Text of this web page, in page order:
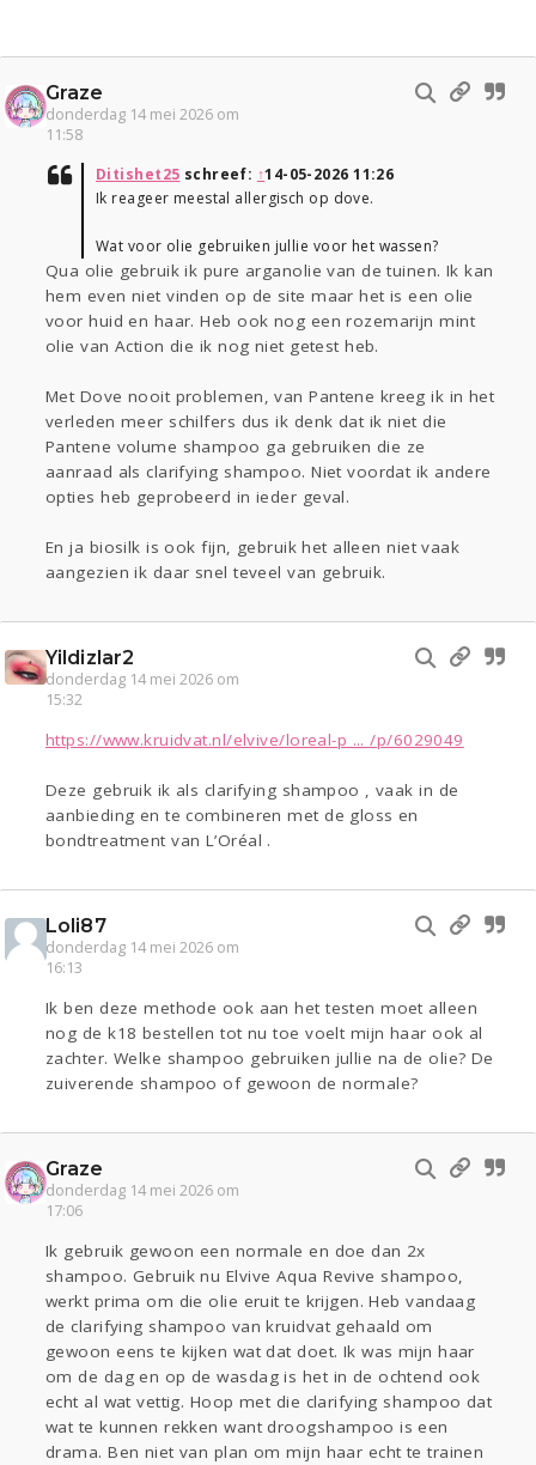
Graze
donderdag 14 mei 2026 om
11:58
Ditishet25 schreef: ↑14-05-2026 11:26
Ik reageer meestal allergisch op dove.
Wat voor olie gebruiken jullie voor het wassen?
Qua olie gebruik ik pure arganolie van de tuinen. Ik kan
hem even niet vinden op de site maar het is een olie
voor huid en haar. Heb ook nog een rozemarijn mint
olie van Action die ik nog niet getest heb.
Met Dove nooit problemen, van Pantene kreeg ik in het
verleden meer schilfers dus ik denk dat ik niet die
Pantene volume shampoo ga gebruiken die ze
aanraad als clarifying shampoo. Niet voordat ik andere
opties heb geprobeerd in ieder geval.
En ja biosilk is ook fijn, gebruik het alleen niet vaak
aangezien ik daar snel teveel van gebruik.
Yildizlar2
donderdag 14 mei 2026 om
15:32
https://www.kruidvat.nl/elvive/loreal-p ... /p/6029049
Deze gebruik ik als clarifying shampoo , vaak in de
aanbieding en te combineren met de gloss en
bondtreatment van L’Oréal .
Loli87
donderdag 14 mei 2026 om
16:13
Ik ben deze methode ook aan het testen moet alleen
nog de k18 bestellen tot nu toe voelt mijn haar ook al
zachter. Welke shampoo gebruiken jullie na de olie? De
zuiverende shampoo of gewoon de normale?
Graze
donderdag 14 mei 2026 om
17:06
Ik gebruik gewoon een normale en doe dan 2x
shampoo. Gebruik nu Elvive Aqua Revive shampoo,
werkt prima om die olie eruit te krijgen. Heb vandaag
de clarifying shampoo van kruidvat gehaald om
gewoon eens te kijken wat dat doet. Ik was mijn haar
om de dag en op de wasdag is het in de ochtend ook
echt al wat vettig. Hoop met die clarifying shampoo dat
wat te kunnen rekken want droogshampoo is een
drama. Ben niet van plan om mijn haar echt te trainen